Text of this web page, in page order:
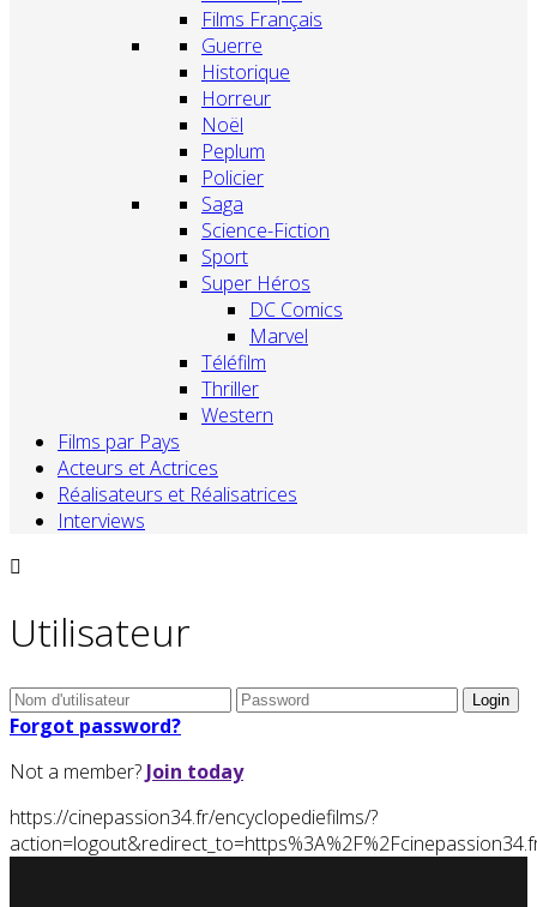
Films Français
Guerre
Historique
Horreur
Noël
Peplum
Policier
Saga
Science-Fiction
Sport
Super Héros
DC Comics
Marvel
Téléfilm
Thriller
Western
Films par Pays
Acteurs et Actrices
Réalisateurs et Réalisatrices
Interviews
Utilisateur
Forgot password?
Not a member? Join today
https://cinepassion34.fr/encyclopediefilms/?